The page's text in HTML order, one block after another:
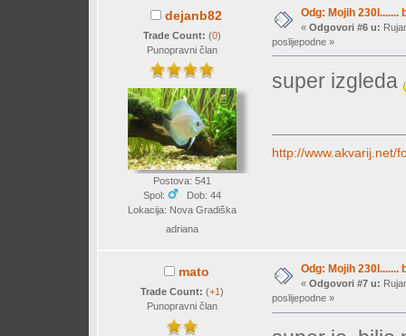
dejanb82
Trade Count: (0)
Punopravni član
Postova: 541
Spol:
Dob: 44
Lokacija: Nova Gradiška
adriana
Odg: Mojih 230l.......
« Odgovori #6 u:
poslijepodne »
super izgleda
http://www.akvarij.net/
mato
Trade Count: (+1)
Punopravni član
Odg: Mojih 230l.......
« Odgovori #7 u:
poslijepodne »